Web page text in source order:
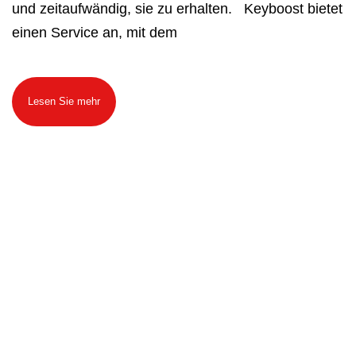
und zeitaufwändig, sie zu erhalten. Keyboost bietet
einen Service an, mit dem
Lesen Sie mehr